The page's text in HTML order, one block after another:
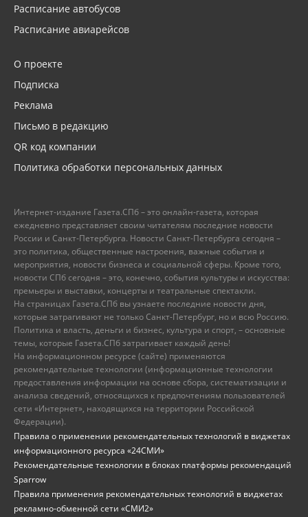
Расписание автобусов
Расписание авиарейсов
О проекте
Подписка
Реклама
Письмо в редакцию
QR код компании
Политика обработки персональных данных
Интернет-издание Газета.СПб – это онлайн-газета, которая
ежедневно представляет своим читателям последние новости
России и Санкт-Петербурга. Новости Санкт-Петербурга сегодня –
это политика, общественные настроения, важные события и
мероприятия, новости бизнеса и социальной сферы. Кроме того,
новости СПб сегодня – это, конечно, события культуры и искусства:
премьеры и выставки, концерты и театральные спектакли.
На страницах Газета.СПб вы узнаете последние новости дня,
которые затрагивают не только Санкт-Петербург, но и всю Россию.
Политика и власть, деньги и бизнес, культура и спорт, – основные
темы, которые Газета.СПб затрагивает каждый день!
На информационном ресурсе (сайте) применяются
рекомендательные технологии (информационные технологии
предоставления информации на основе сбора, систематизации и
анализа сведений, относящихся к предпочтениям пользователей
сети «Интернет», находящихся на территории Российской
Федерации).
Правила о применении рекомендательных технологий в виджетах
информационного ресурса «24СМИ»
Рекомендательные технологии в блоках платформы рекомендаций
Sparrow
Правила применения рекомендательных технологий в виджетах
рекламно-обменной сети «СМИ2»